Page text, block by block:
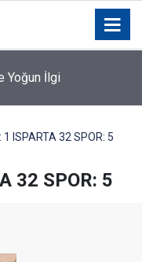
Yoğun İlgi
1 ISPARTA 32 SPOR: 5
32 SPOR: 5